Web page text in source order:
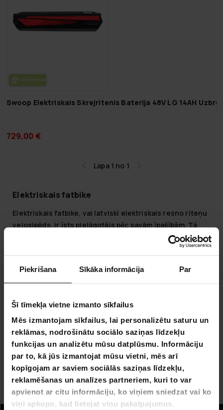
Piekrišana Sīkāka informācija Par
Šī tīmekļa vietne izmanto sīkfailus
Mēs izmantojam sīkfailus, lai personalizētu saturu un
reklāmas, nodrošinātu sociālo saziņas līdzekļu
funkcijas un analizētu mūsu datplūsmu. Informāciju
par to, kā jūs izmantojat mūsu vietni, mēs arī
kopīgojam ar saviem sociālās saziņas līdzekļu,
reklamēšanas un analīzes partneriem, kuri to var
apvienot ar citu informāciju, ko viņiem sniedzat vai ko
viņi apkopo, kad lietojat viņu pakalpojumus.
BEZ­MAK­SAS PIE­GĀ­DE
Swoop Elektriskais Skrejritenis Baterija 48V LG 14AH
729,00 €
Lapa 1 no 1
Elektriskais fatbike
Elektriskais fatbike, vai latviski elektriskais resno riteņu
velosipēds, ir īsts pielāgotājs pēc savām īpašībām. Tā
ļoti platās riepas, masīvais rāmis un izcilā amortizācija
padara braukšanu vieglu arī grūtos apstākļos un
braukšanai sniegā. Ar elektrisko fatbike varat viegli
pārvietoties pilsētā, meža ceļos, smiltīs un dubļos.
Ja vēlaties no elektriskā velosipēda nedaudz šaurākas
riepas, tad iepazīstieties arī ar elektriskajiem kalnu
velosipēdiem.
Jūs varat arī iegādāties darba velosipēdu. Skatiet darba
velosipēda iegādes rokasgrāmatu.